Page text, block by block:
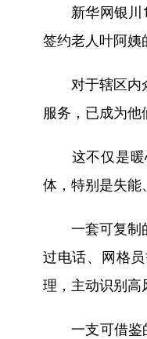
新华网银川1
签约老人叶阿姨
对于辖区内众
服务，已成为他
这不仅是暖
体，特别是失能
一套可复制的
过电话、网格
理，主动识别高
一支可借鉴的